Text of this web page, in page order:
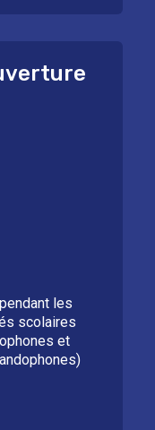
les
scolaires
et